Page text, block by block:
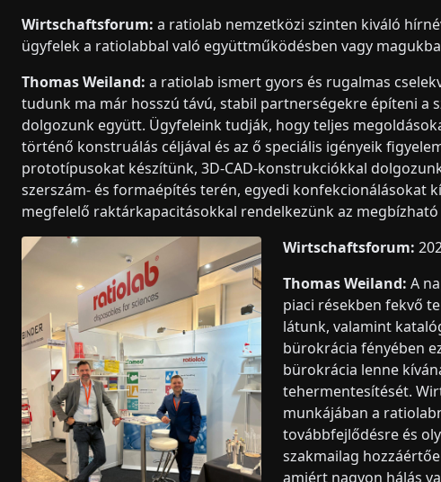
Wirtschaftsforum: a ratiolab nemzetközi szinten kiváló
ügyfelek a ratiolabbal való együttműködésben vagy
Thomas Weiland: a ratiolab ismert gyors és rugalmas
tudunk ma már hosszú távú, stabil partnerségekre építeni a
dolgozunk együtt. Ügyfeleink tudják, hogy teljes
történő konstruálás céljával és az ő speciális igényeik
prototípusokat készítünk, 3D-CAD-konstrukciókkal
szerszám- és formaépítés terén, egyedi konfekcionálásokat
megfelelő raktárkapacitásokkal rendelkezünk az
Wirtschaftsforum:
Thomas Weiland: A
piaci résekben fekvő
látunk, valamint
bürokrácia fényében
bürokrácia lenne
tehermentesítését.
munkájában a
továbbfejlődésre és
szakmailag
amiért nagyon hálás